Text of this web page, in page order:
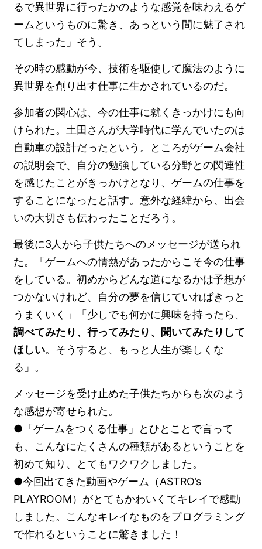
るで異世界に行ったかのような感覚を味わえるゲ
ームというものに驚き、あっという間に魅了され
てしまった」そう。
その時の感動が今、技術を駆使して魔法のように
異世界を創り出す仕事に生かされているのだ。
参加者の関心は、今の仕事に就くきっかけにも向
けられた。土田さんが大学時代に学んでいたのは
自動車の設計だったという。ところがゲーム会社
の説明会で、自分の勉強している分野との関連性
を感じたことがきっかけとなり、ゲームの仕事を
することになったと話す。意外な経緯から、出会
いの大切さも伝わったことだろう。
最後に3人から子供たちへのメッセージが送られ
た。「ゲームへの情熱があったからこそ今の仕事
をしている。初めからどんな道になるかは予想が
つかないけれど、自分の夢を信じていればきっと
うまくいく」「少しでも何かに興味を持ったら、
調べてみたり、行ってみたり、聞いてみたりして
ほしい。そうすると、もっと人生が楽しくな
る」。
メッセージを受け止めた子供たちからも次のよう
な感想が寄せられた。
●「ゲームをつくる仕事」とひとことで言って
も、こんなにたくさんの種類があるということを
初めて知り、とてもワクワクしました。
●今回出てきた動画やゲーム（ASTRO’s
PLAYROOM）がとてもかわいくてキレイで感動
しました。こんなキレイなものをプログラミング
で作れるということに驚きました！